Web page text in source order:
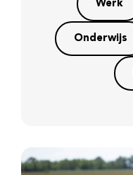
Werk
Onderwijs